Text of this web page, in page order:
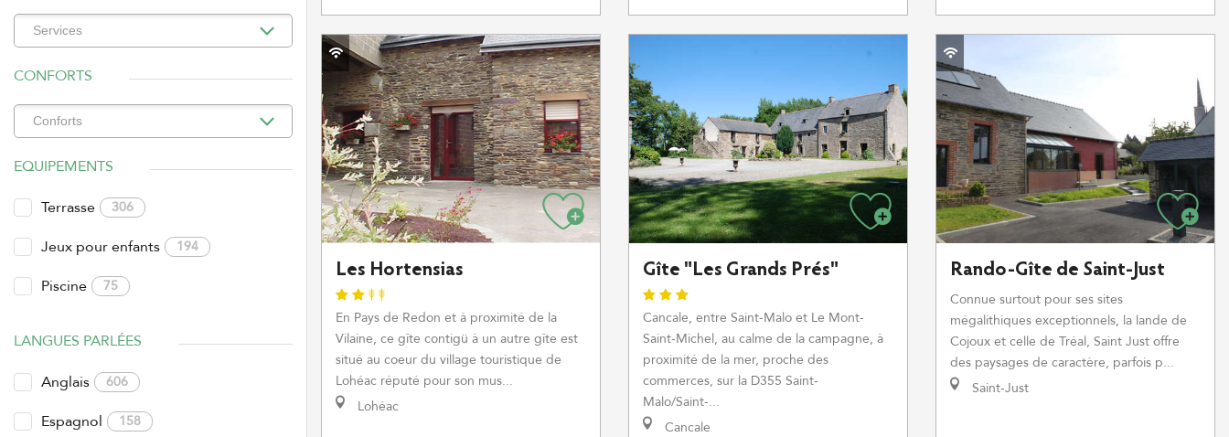
CONFORTS
EQUIPEMENTS
Terrasse 306
Jeux pour enfants 194
Piscine 75
LANGUES PARLÉES
Anglais 606
Espagnol 158
Les Hortensias
En Pays de Redon et à proximité de la
Vilaine, ce gîte contigü à un autre gîte est
situé au coeur du village touristique de
Lohéac réputé pour son mus...
Lohéac
Gîte "Les Grands Prés"
Cancale, entre Saint-Malo et Le Mont-
Saint-Michel, au calme de la campagne, à
proximité de la mer, proche des
commerces, sur la D355 Saint-
Malo/Saint-...
Cancale
Rando-Gîte de Saint-Just
Connue surtout pour ses sites
mégalithiques exceptionnels, la lande de
Cojoux et celle de Tréal, Saint Just offre
des paysages de caractère, parfois p...
Saint-Just